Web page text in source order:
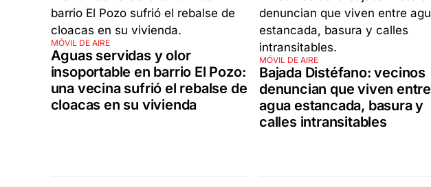
MÓVIL DE AIRE
Aguas servidas y olor
insoportable en barrio El Pozo:
una vecina sufrió el rebalse de
cloacas en su vivienda
MÓVIL DE AIRE
Bajada Distéfano: vecinos
denuncian que viven entre
agua estancada, basura y
calles intransitables